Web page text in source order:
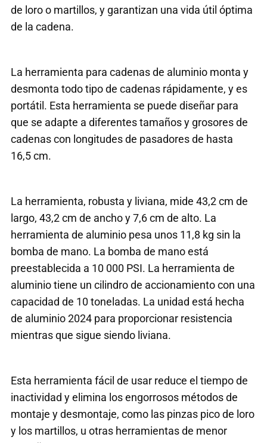
de loro o martillos, y garantizan una vida útil óptima
de la cadena.
La herramienta para cadenas de aluminio monta y
desmonta todo tipo de cadenas rápidamente, y es
portátil. Esta herramienta se puede diseñar para
que se adapte a diferentes tamaños y grosores de
cadenas con longitudes de pasadores de hasta
16,5 cm.
La herramienta, robusta y liviana, mide 43,2 cm de
largo, 43,2 cm de ancho y 7,6 cm de alto. La
herramienta de aluminio pesa unos 11,8 kg sin la
bomba de mano. La bomba de mano está
preestablecida a 10 000 PSI. La herramienta de
aluminio tiene un cilindro de accionamiento con una
capacidad de 10 toneladas. La unidad está hecha
de aluminio 2024 para proporcionar resistencia
mientras que sigue siendo liviana.
Esta herramienta fácil de usar reduce el tiempo de
inactividad y elimina los engorrosos métodos de
montaje y desmontaje, como las pinzas pico de loro
y los martillos, u otras herramientas de menor